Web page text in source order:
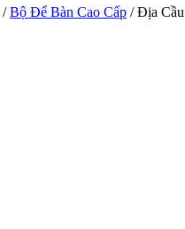
/Bộ Để Bàn Cao Cấp /Địa